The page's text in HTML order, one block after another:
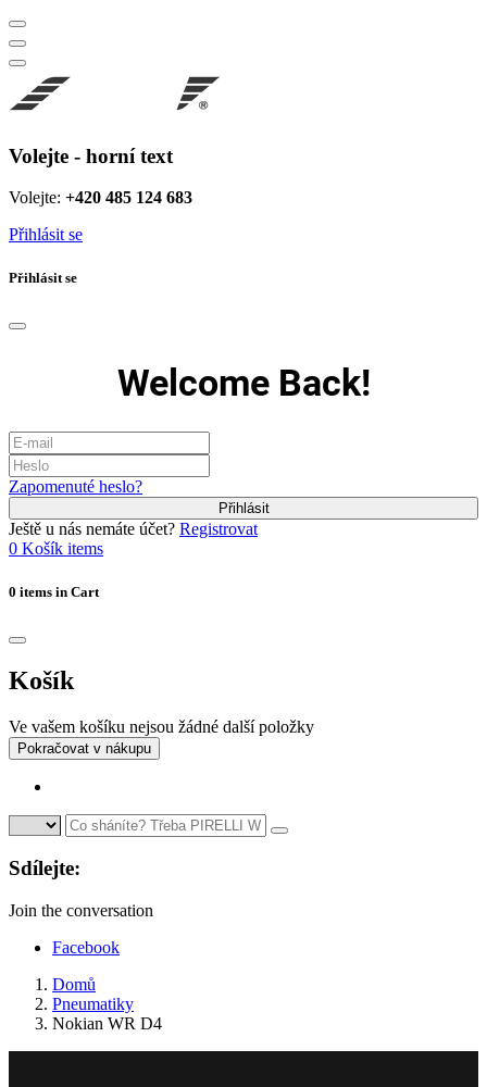
Volejte - horní text
Volejte: +420 485 124 683
Přihlásit se
Přihlásit se
Welcome Back!
Zapomenuté heslo?
Přihlásit
Ještě u nás nemáte účet? Registrovat
0 Košík items
0 items in Cart
Košík
Ve vašem košíku nejsou žádné další položky
Pokračovat v nákupu
Sdílejte:
Join the conversation
Facebook
Domů
Pneumatiky
Nokian WR D4